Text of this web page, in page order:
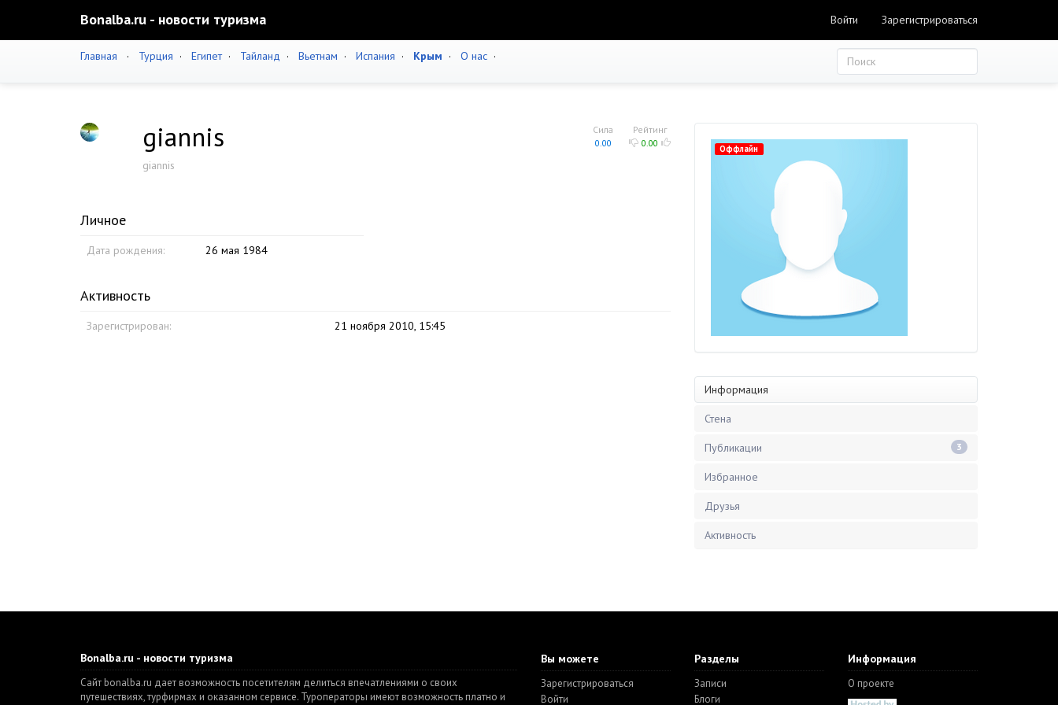
Bonalba.ru - новости туризма Войти Зарегистрироваться
Главная · Турция · Египет· Тайланд · Вьетнам · Испания · Крым · О нас ·
Рейтинг
0.00
Сила
0.00
giannis
giannis
Личное
Дата рождения: 26 мая 1984
Активность
Зарегистрирован: 21 ноября 2010, 15:45
Оффлайн
Информация
Стена
Публикации 3
Избранное
Друзья
Активность
Bonalba.ru - новости туризма
Сайт bonalba.ru дает возможность посетителям делиться впечатлениями о своих
путешествиях, турфирмах и оказанном сервисе. Туроператоры имеют возможность платно и
Вы можете
Зарегистрироваться
Войти
Разделы
Записи
Блоги
Информация
О проекте